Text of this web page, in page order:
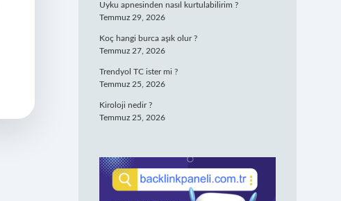
Uyku apnesinden nasıl kurtulabilirim ?
Temmuz 29, 2026
Koç hangi burca aşık olur ?
Temmuz 27, 2026
Trendyol TC ister mi ?
Temmuz 25, 2026
Kiroloji nedir ?
Temmuz 25, 2026